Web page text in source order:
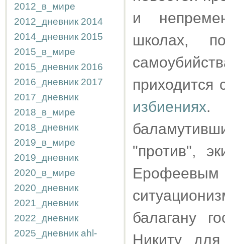
2012_в_мире
2012_дневник 2014
2014_дневник 2015
2015_в_мире
2015_дневник 2016
2016_дневник 2017
2017_дневник
2018_в_мире
2018_дневник
2019_в_мире
2019_дневник
2020_в_мире
2020_дневник
2021_дневник
2022_дневник
2025_дневник ahl-
и
школах,
избиениях.
"против",
Ерофеевым
балагану
Никиту